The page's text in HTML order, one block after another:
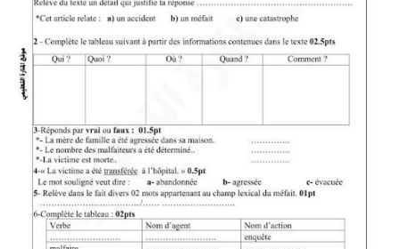
بنك التوزيعات الشهرية
دفاتر استاذ التعليم الابتدائي
البحوث الجاهزة
بحوث اللغة العربية
بحوث الرياضيات